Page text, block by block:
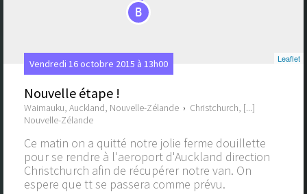
B
Leaflet
Vendredi 16 octobre 2015 à 13h00
Nouvelle étape !
Waimauku, Auckland, Nouvelle-Zélande › Christchurch, [...]
Nouvelle-Zélande
Ce matin on a quitté notre jolie ferme douillette
pour se rendre à l'aeroport d'Auckland direction
Christchurch afin de récupérer notre van. On
espere que tt se passera comme prévu.